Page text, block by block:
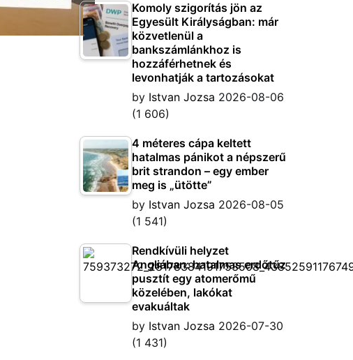
Komoly szigorítás jön az
Egyesült Királyságban: már
közvetlenül a
bankszámlánkhoz is
hozzáférhetnek és
levonhatják a tartozásokat
by Istvan Jozsa 2026-08-06
(1 606)
4 méteres cápa keltett
hatalmas pánikot a népszerű
brit strandon – egy ember
meg is „ütötte”
by Istvan Jozsa 2026-08-05
(1 541)
Rendkívüli helyzet
Angliában: hatalmas erdőtűz
pusztít egy atomerőmű
közelében, lakókat
evakuáltak
by Istvan Jozsa 2026-07-30
(1 431)